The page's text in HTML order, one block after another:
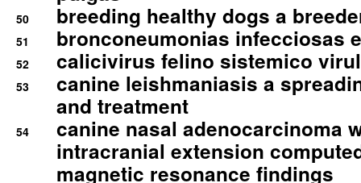
50 breeding healthy dogs a
51 bronconeumonias infecciosas
52 calicivirus felino sistemico
53
canine leishmaniasis a
and treatment
54
canine nasal adenocarcinoma
intracranial extension
magnetic resonance findings